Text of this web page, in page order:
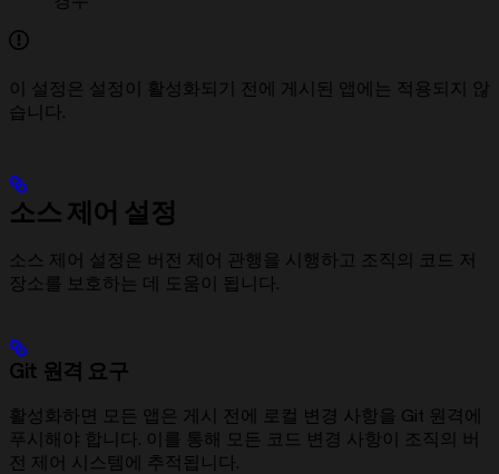
이 설정은 설정이 활성화되기 전에 게시된 앱에는 적용되지 않
습니다.
소스 제어 설정
소스 제어 설정은 버전 제어 관행을 시행하고 조직의 코드 저
장소를 보호하는 데 도움이 됩니다.
Git 원격 요구
활성화하면 모든 앱은 게시 전에 로컬 변경 사항을 Git 원격에
푸시해야 합니다. 이를 통해 모든 코드 변경 사항이 조직의 버
전 제어 시스템에 추적됩니다.